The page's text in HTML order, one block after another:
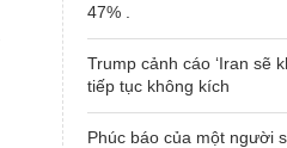
47% .
Trump cảnh cáo ‘Iran sẽ
tiếp tục không kích
Phúc báo của một người